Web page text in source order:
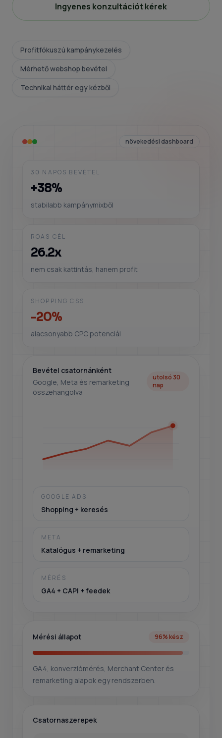
Ingyenes konzultációt kérek
Profitfókuszú kampánykezelés
Mérhető webshop bevétel
Technikai háttér egy kézből
növekedési dashboard
30 NAPOS BEVÉTEL
+38%
stabilabb kampánymixből
ROAS CÉL
26.2x
nem csak kattintás, hanem profit
SHOPPING CSS
-20%
alacsonyabb CPC potenciál
Bevétel csatornánként
Google, Meta és remarketing
összehangolva
utolsó 30
nap
GOOGLE ADS
Shopping + keresés
META
Katalógus + remarketing
MÉRÉS
GA4 + CAPI + feedek
Mérési állapot 96% kész
GA4, konverziómérés, Merchant Center és
remarketing alapok egy rendszerben.
Csatornaszerepek